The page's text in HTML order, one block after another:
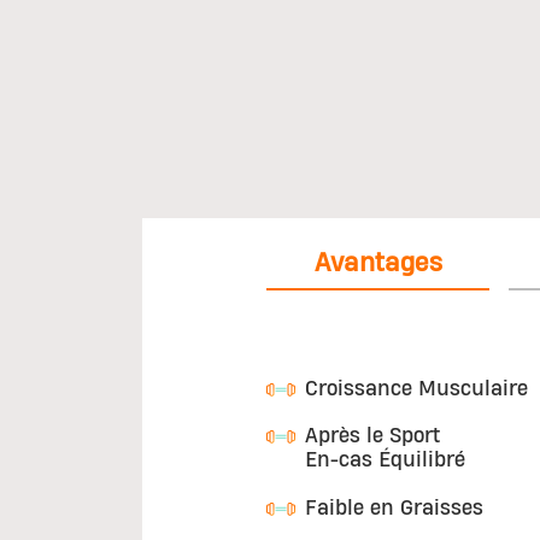
Avantages
Croissance Musculaire
Après le Sport
En-cas Équilibré
Faible en Graisses